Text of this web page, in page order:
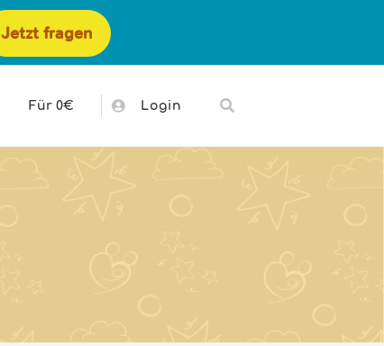
Jetzt fragen
Für 0€ Login